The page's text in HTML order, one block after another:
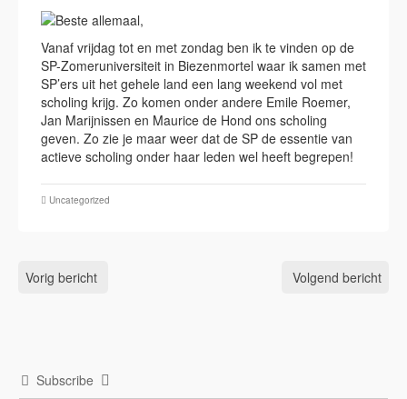
Beste allemaal,
Vanaf vrijdag tot en met zondag ben ik te vinden op de
SP-Zomeruniversiteit in Biezenmortel waar ik samen met
SP’ers uit het gehele land een lang weekend vol met
scholing krijg. Zo komen onder andere Emile Roemer,
Jan Marijnissen en Maurice de Hond ons scholing
geven. Zo zie je maar weer dat de SP de essentie van
actieve scholing onder haar leden wel heeft begrepen!
Uncategorized
Vorig bericht Volgend bericht
Subscribe